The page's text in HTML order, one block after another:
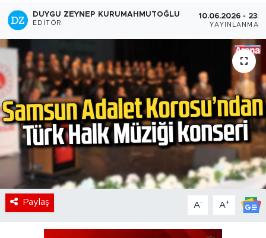
DUYGU ZEYNEP KURUMAHMUTOĞLU
EDITÖR
10.06.2026 -
YAYINLANMA
Paylaş A- A+